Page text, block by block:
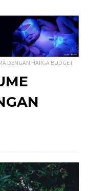
DENGAN HARGA BUDGET